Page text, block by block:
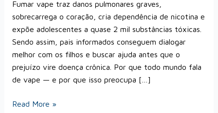
Fumar vape traz danos pulmonares graves,
sobrecarrega o coração, cria dependência de nicotina e
expõe adolescentes a quase 2 mil substâncias tóxicas.
Sendo assim, pais informados conseguem dialogar
melhor com os filhos e buscar ajuda antes que o
prejuízo vire doença crônica. Por que todo mundo fala
de vape — e por que isso preocupa […]
Read More »